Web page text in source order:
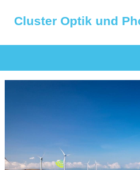
Cluster Optik und